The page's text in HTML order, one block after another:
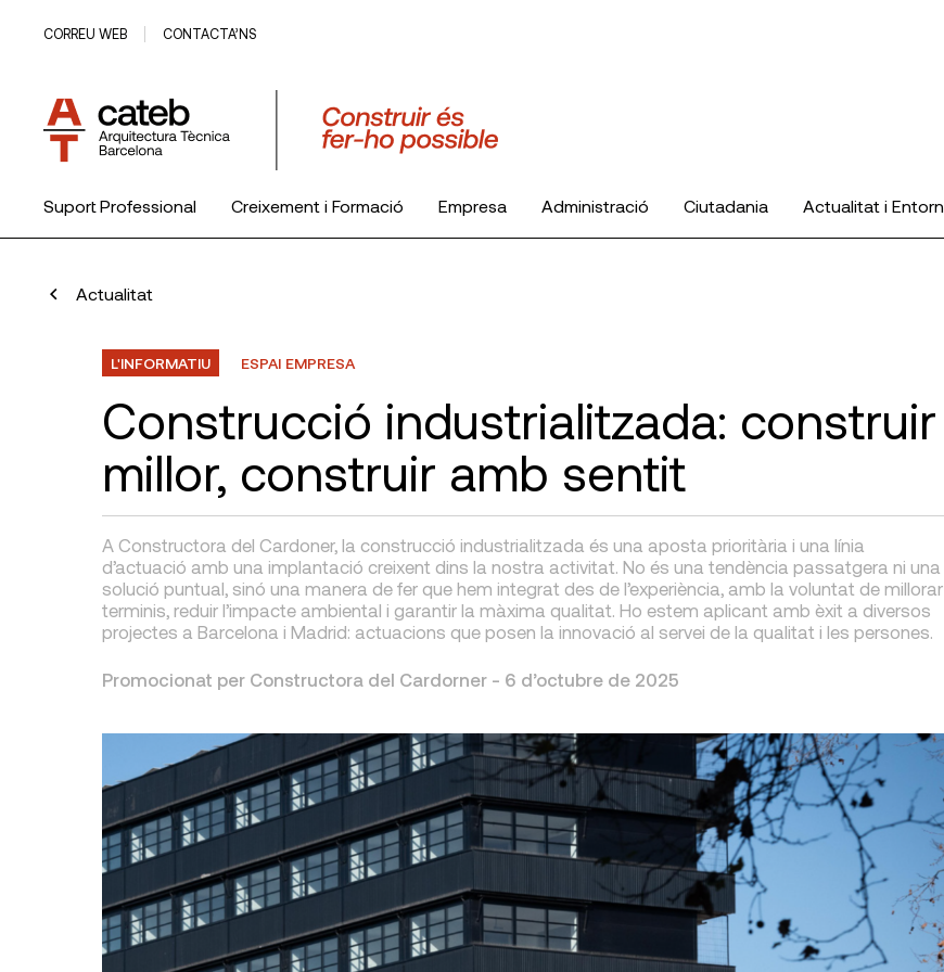
CORREU WEB CONTACTA’NS
Suport Professional Creixement i Formació Empresa Administració Ciutadania Actualitat i Entorn
Actualitat
L'INFORMATIU ESPAI EMPRESA
Construcció industrialitzada: construir
millor, construir amb sentit
A Constructora del Cardoner, la construcció industrialitzada és una aposta prioritària i una línia
d’actuació amb una implantació creixent dins la nostra activitat. No és una tendència passatgera ni una
solució puntual, sinó una manera de fer que hem integrat des de l’experiència, amb la voluntat de millorar
terminis, reduir l’impacte ambiental i garantir la màxima qualitat. Ho estem aplicant amb èxit a diversos
projectes a Barcelona i Madrid: actuacions que posen la innovació al servei de la qualitat i les persones.
Promocionat per Constructora del Cardorner - 6 d’octubre de 2025